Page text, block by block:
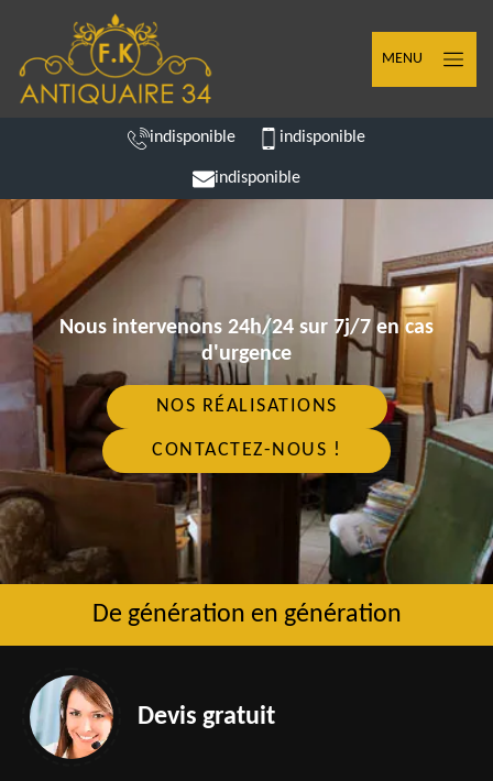
MENU
indisponible indisponible
indisponible
Nous intervenons 24h/24 sur 7j/7 en cas
d'urgence
NOS RÉALISATIONS
CONTACTEZ-NOUS !
De génération en génération
Devis gratuit